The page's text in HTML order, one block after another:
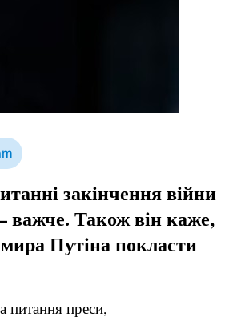
закінчення війни
важче. Також він каже,
Путіна покласти
питання преси,